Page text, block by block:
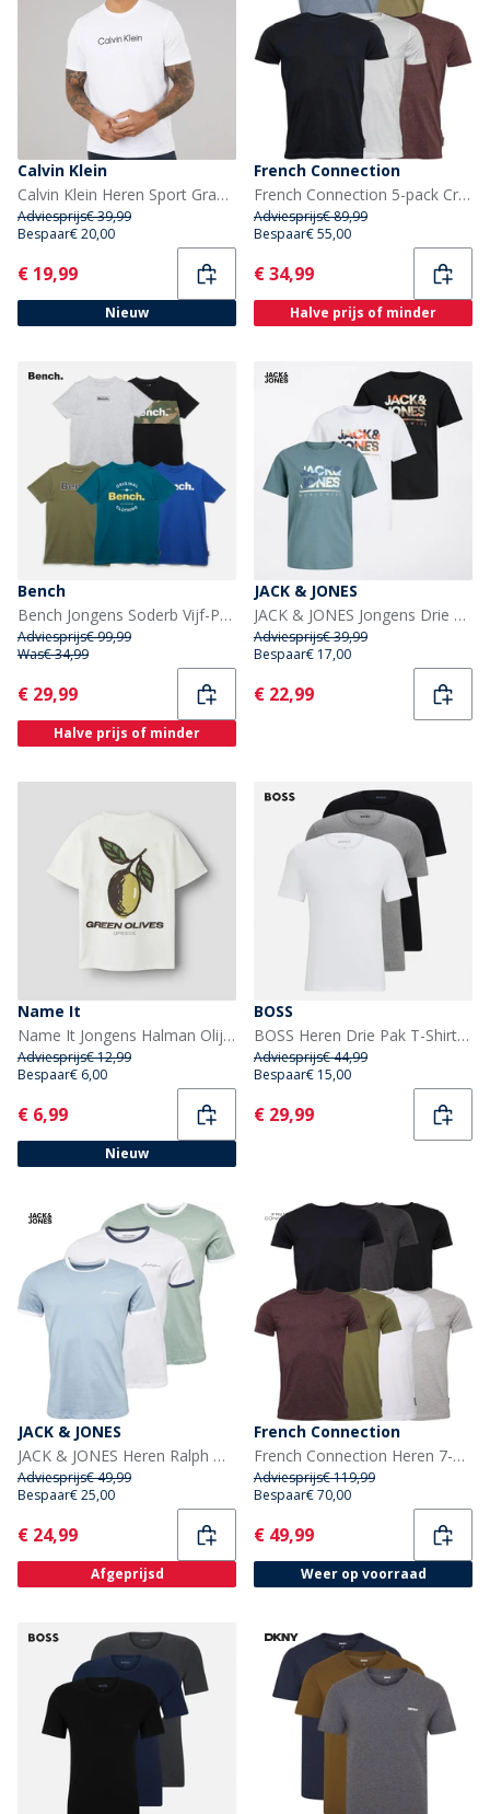
Calvin Klein
Calvin Klein Heren Sport Grafisch T-shirt Bright White
Adviesprijs€ 39,99
Bespaar€ 20,00
Current
€ 19,99
Nieuw
French Connection
French Connection 5-pack Crew T-shirt Heren Multi 4-Chateau Mel/Licht Khaki/Licht Blauw Mel/Marine/Wit
Adviesprijs€ 89,99
Bespaar€ 55,00
Current
€ 34,99
Halve prijs of minder
Bench
Bench Jongens Soderb Vijf-Pack T-shirts Kobalt/Teal/Grijs Melange/Kaki Groen/Zwart
Adviesprijs€ 99,99
Was€ 34,99
Current
€ 29,99
Halve prijs of minder
JACK & JONES
JACK & JONES Jongens Drie Pack Luke T-Shirts Zwart
Adviesprijs€ 39,99
Bespaar€ 17,00
Current
€ 22,99
Name It
Name It Jongens Halman Olijf T-shirt Cloud Dancer/Olive
Adviesprijs€ 12,99
Bespaar€ 6,00
Current
€ 6,99
Nieuw
BOSS
BOSS Heren Drie Pak T-Shirts Assorti Assorted Pre-Pack
Adviesprijs€ 44,99
Bespaar€ 15,00
Current
€ 29,99
JACK & JONES
JACK & JONES Heren Ralph Drie Pack T-Shirts Wit/Ashley Blauw/Groen Milieu
Adviesprijs€ 49,99
Bespaar€ 25,00
Current
€ 24,99
Afgeprijsd
French Connection
French Connection Heren 7-pack Crew T-shirts Multi - Zwart/Wit/Marine/Lichtgrijs Melange/Charmel/Chatmel/Kaki
Adviesprijs€ 119,99
Bespaar€ 70,00
Current
€ 49,99
Weer op voorraad